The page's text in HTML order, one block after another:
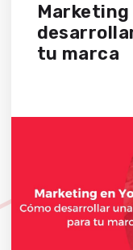
Marketing
tu marca